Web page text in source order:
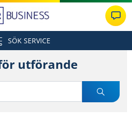
SÖK SERVICE
utförande